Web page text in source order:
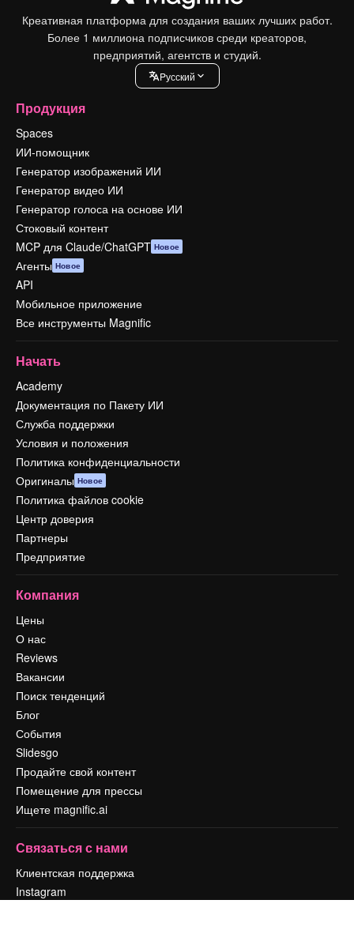
Креативная платформа для создания ваших лучших работ.
Более 1 миллиона подписчиков среди креаторов,
предприятий, агентств и студий.
Pусский
Продукция
Spaces
ИИ-помощник
Генератор изображений ИИ
Генератор видео ИИ
Генератор голоса на основе ИИ
Стоковый контент
MCP для Claude/ChatGPT Новое
Агенты Новое
API
Мобильное приложение
Все инструменты Magnific
Начать
Academy
Документация по Пакету ИИ
Служба поддержки
Условия и положения
Политика конфиденциальности
Оригиналы Новое
Политика файлов cookie
Центр доверия
Партнеры
Предприятие
Компания
Цены
О нас
Reviews
Вакансии
Поиск тенденций
Блог
События
Slidesgo
Продайте свой контент
Помещение для прессы
Ищете magnific.ai
Связаться с нами
Клиентская поддержка
Instagram